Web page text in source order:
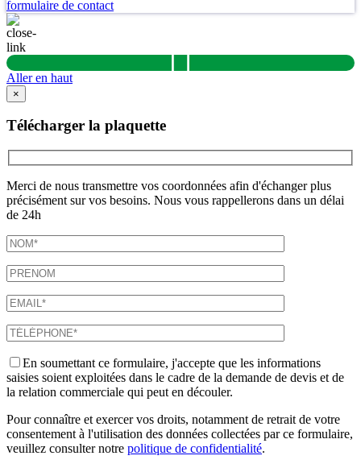
formulaire de contact
Aller en haut
×
Télécharger la plaquette
Merci de nous transmettre vos coordonnées afin d'échanger plus
précisément sur vos besoins. Nous vous rappellerons dans un délai
de 24h
En soumettant ce formulaire, j'accepte que les informations
saisies soient exploitées dans le cadre de la demande de devis et de
la relation commerciale qui peut en découler.
Pour connaître et exercer vos droits, notamment de retrait de votre
consentement à l'utilisation des données collectées par ce formulaire,
veuillez consulter notre politique de confidentialité.